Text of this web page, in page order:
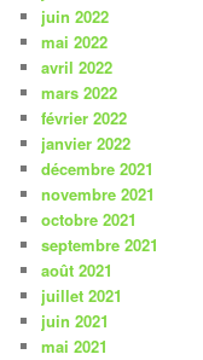
juin 2022
mai 2022
avril 2022
mars 2022
février 2022
janvier 2022
décembre 2021
novembre 2021
octobre 2021
septembre 2021
août 2021
juillet 2021
juin 2021
mai 2021